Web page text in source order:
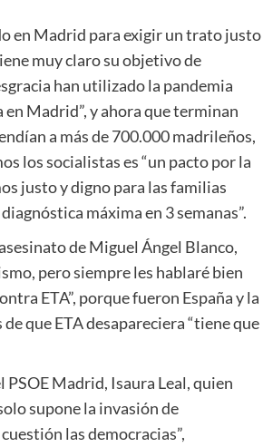
en Madrid para exigir un trato justo
muy claro su objetivo de
han utilizado la pandemia
Madrid”, y ahora que terminan
a más de 700.000 madrileños,
los socialistas es “un pacto por la
justo y digno para las familias
máxima en 3 semanas”.
de Miguel Ángel Blanco,
pero siempre les hablaré bien
ETA”, porque fueron España y la
que ETA desapareciera “tiene que
Madrid, Isaura Leal, quien
supone la invasión de
las democracias”,